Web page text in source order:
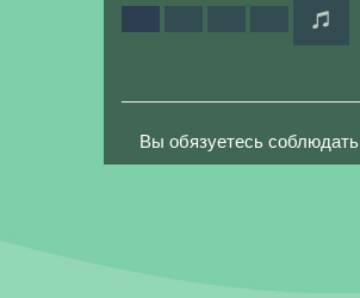
Вы обязуетесь соблюдать